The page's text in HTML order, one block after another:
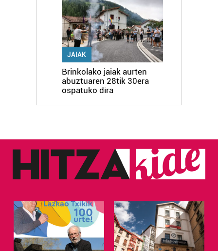
JAIAK
Brinkolako jaiak aurten
abuztuaren 28tik 30era
ospatuko dira